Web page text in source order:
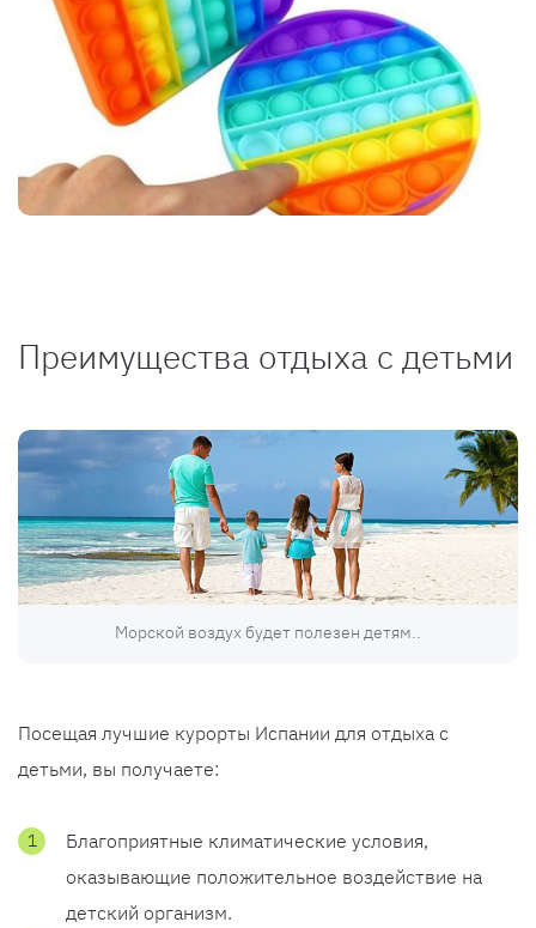
Преимущества отдыха с детьми
Морской воздух будет полезен детям..
Посещая лучшие курорты Испании для отдыха с
детьми, вы получаете:
Благоприятные климатические условия,
оказывающие положительное воздействие на
детский организм.